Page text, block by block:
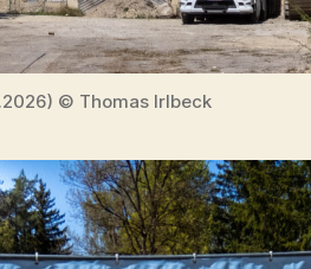
© Thomas Irlbeck